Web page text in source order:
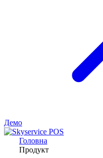
Демо
Головна
Продукт